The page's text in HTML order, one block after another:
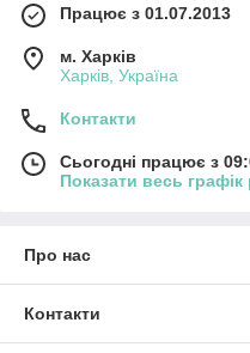
Працює з 01.07.2013
м. Харків
Харків, Україна
Контакти
Сьогодні працює з
Показати весь графік
Про нас
Контакти